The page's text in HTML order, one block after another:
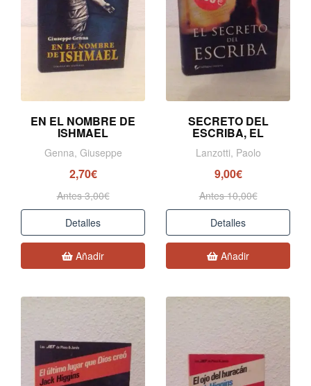
EN EL NOMBRE DE
ISHMAEL
Genna, Giuseppe
2,70€
Antes 3,00€
Detalles
Añadir
SECRETO DEL
ESCRIBA, EL
Lanzotti, Paolo
9,00€
Antes 10,00€
Detalles
Añadir